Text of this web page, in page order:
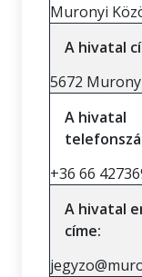
Muronyi
A hivatal
5672
A hivatal
+36 66
A hivatal
címe: